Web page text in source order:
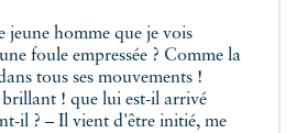
foule empressée ? Comme la
tous ses mouvements !
! que lui est-il arrivé
il ? – Il vient d'être initié, me